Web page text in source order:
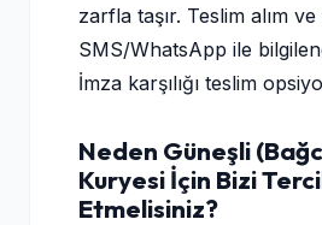
zarfla taşır. Teslim alım
SMS/WhatsApp ile
İmza karşılığı teslim
Neden Güneşli
Kuryesi İçin Bizi
Etmelisiniz?